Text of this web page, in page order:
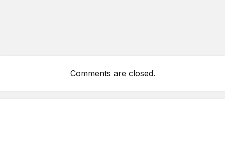
Comments are closed.